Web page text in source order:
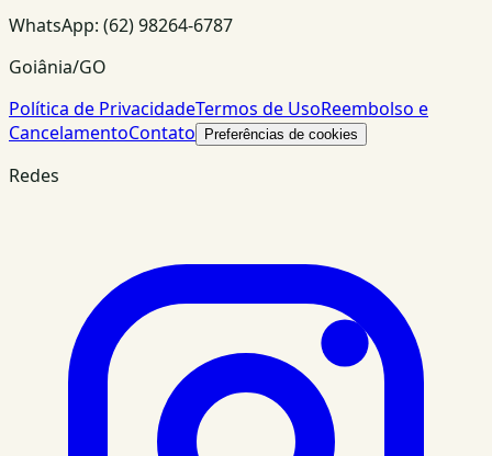
WhatsApp: (62) 98264-6787
Goiânia/GO
Política de PrivacidadeTermos de UsoReembolso e
CancelamentoContato Preferências de cookies
Redes